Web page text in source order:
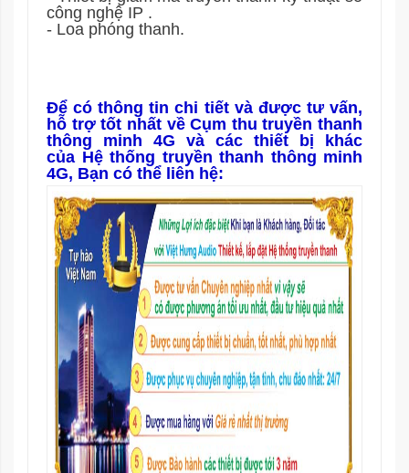
công nghệ IP .
- Loa phóng thanh.
Để có thông tin chi tiết và được tư vấn,
hỗ trợ tốt nhất về Cụm thu truyền thanh
thông minh 4G và các thiết bị khác
của Hệ thống truyền thanh thông minh
4G, Bạn có thể liên hệ: